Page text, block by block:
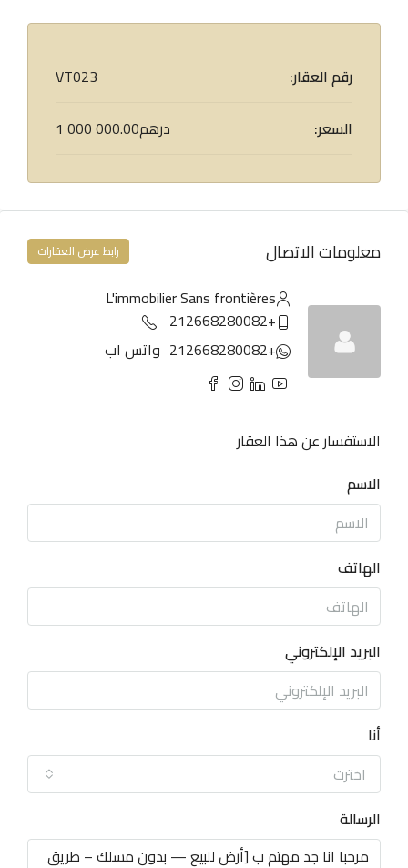
رقم العقار:
VT023
السعر:
1 000 000.00درهم
معلومات الاتصال رابط عرض العقارات
L'immobilier Sans frontières
+212668280082
+212668280082
واتس اب
الاستفسار عن هذا العقار
الاسم
الهاتف
البريد الإلكتروني
أنا
اخترت
الرسالة